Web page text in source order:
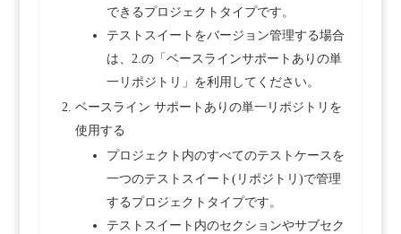
できるプロジェクトタイプです。
テストスイートをバージョン管理する場合
は、2.の「ベースラインサポートありの単
一リポジトリ」を利用してください。
ベースライン サポートありの単一リポジトリを
使用する
プロジェクト内のすべてのテストケースを
一つのテストスイート(リポジトリ)で管理
するプロジェクトタイプです。
テストスイート内のセクションやサブセク